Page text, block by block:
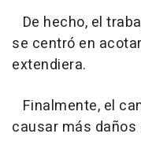
De hecho, el
se centró en
extendiera.
Finalmente, el
causar más daños